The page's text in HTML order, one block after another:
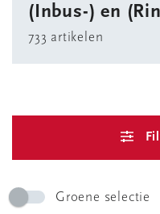
(Inbus-) en
733 artikelen
Groene selectie